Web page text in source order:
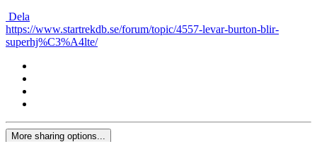
Dela
https://www.startrekdb.se/forum/topic/4557-levar-burton-blir-
superhj%C3%A4lte/
More sharing options...